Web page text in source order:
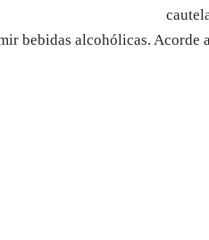
bebidas alcohólicas. Acorde